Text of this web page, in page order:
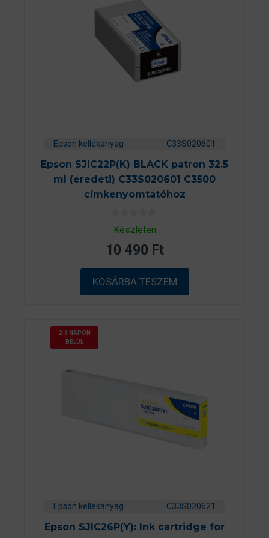
Epson kellékanyag C33S020601
Epson SJIC22P(K) BLACK patron 32.5
ml (eredeti) C33S020601 C3500
címkenyomtatóhoz
0
a
5
b
ő
l
Készleten
10 490 Ft
KOSÁRBA TESZEM
2-3 NAPON
BELÜL
Epson kellékanyag C33S020621
Epson SJIC26P(Y): Ink cartridge for